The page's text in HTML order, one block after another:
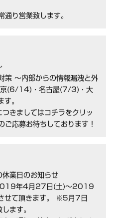
り営業致します。
策 ～内部からの情報漏洩と外
京(6/14)・名古屋(7/3)・大
。
きましてはコチラをクリッ
ご応募お待ちしております！
休業日のお知らせ
年4月27日(土)～2019
せて頂きます。 ※5月7日
ます。